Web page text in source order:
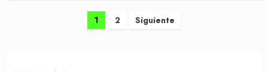
1 2 Siguiente